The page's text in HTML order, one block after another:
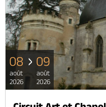
08
août
2026
09
août
2026